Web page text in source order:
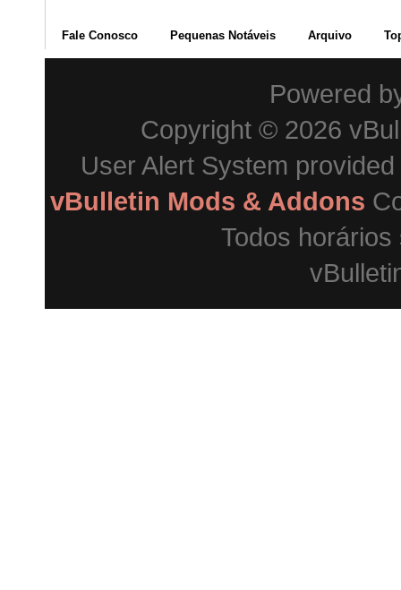
Fale Conosco Pequenas Notáveis Arquivo
Powered
Copyright © 2026
User Alert System
vBulletin Mods & Addons
Todos